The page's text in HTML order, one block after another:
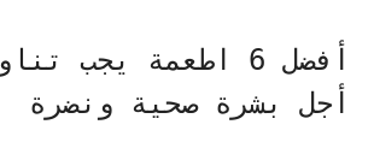
أفضل 6 اطعمة يجب
أجل بشرة صحية ونضرة